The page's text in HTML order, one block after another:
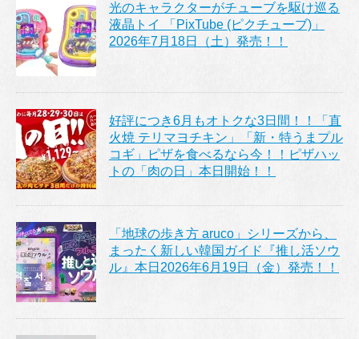
光のキャラクターがチューブを駆け巡る
液晶トイ 「PixTube (ピクチューブ)」
2026年7月18日（土）発売！！
好評につき6月もオトクな3日間！！「直
火焼 テリマヨチキン」「新・特うまプル
コギ」ピザを食べるなら今！！ピザハッ
トの「肉の日」本日開始！！
「地球の歩き方 aruco」シリーズから、
まったく新しい韓国ガイド『推し活ソウ
ル』本日2026年6月19日（金）発売！！